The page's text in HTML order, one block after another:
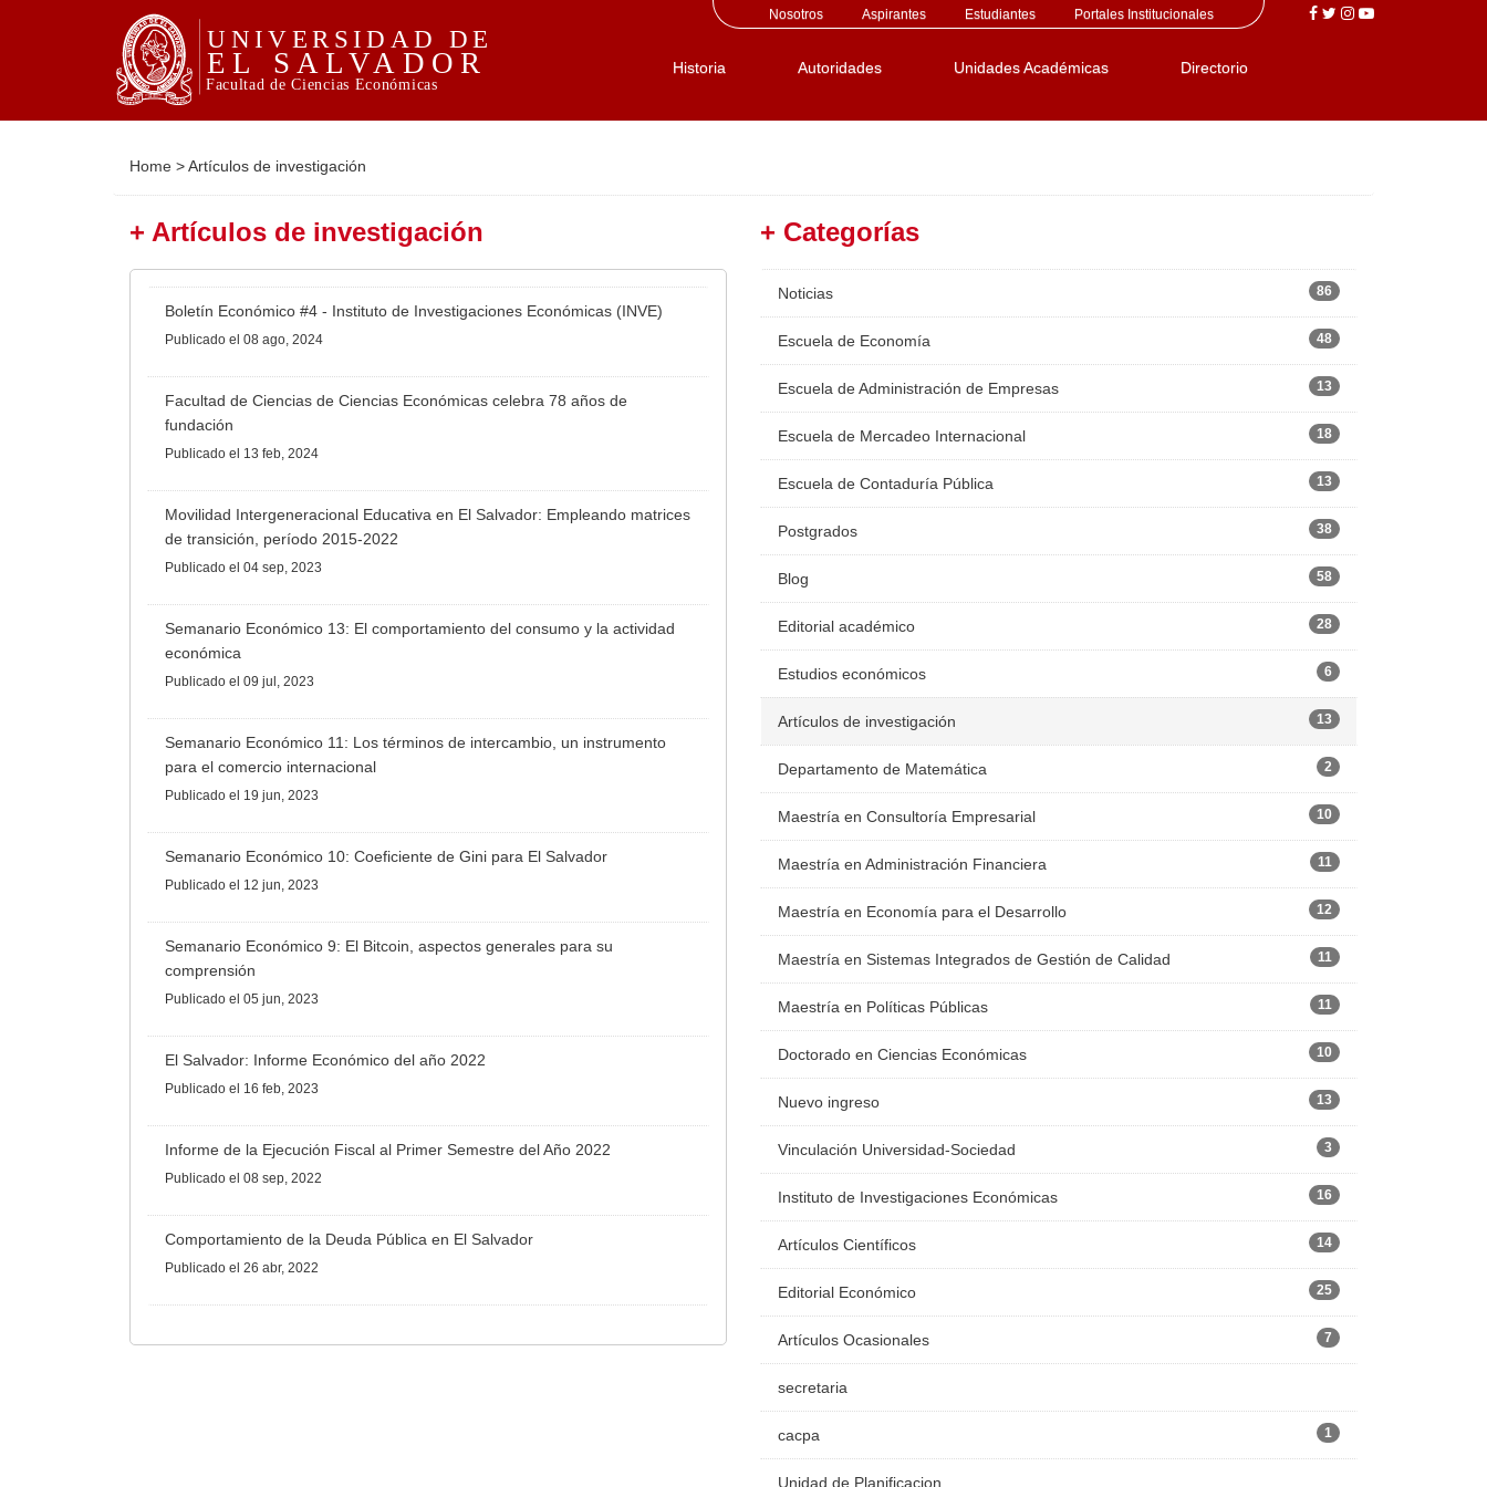
Nosotros Aspirantes Estudiantes Portales Institucionales
Historia Autoridades Unidades Académicas Directorio
Home >Artículos de investigación
+ Artículos de investigación
Boletín Económico #4 - Instituto de Investigaciones Económicas (INVE)
Publicado el 08 ago, 2024
Facultad de Ciencias de Ciencias Económicas celebra 78 años de
fundación
Publicado el 13 feb, 2024
Movilidad Intergeneracional Educativa en El Salvador: Empleando matrices
de transición, período 2015-2022
Publicado el 04 sep, 2023
Semanario Económico 13: El comportamiento del consumo y la actividad
económica
Publicado el 09 jul, 2023
Semanario Económico 11: Los términos de intercambio, un instrumento
para el comercio internacional
Publicado el 19 jun, 2023
Semanario Económico 10: Coeficiente de Gini para El Salvador
Publicado el 12 jun, 2023
Semanario Económico 9: El Bitcoin, aspectos generales para su
comprensión
Publicado el 05 jun, 2023
El Salvador: Informe Económico del año 2022
Publicado el 16 feb, 2023
Informe de la Ejecución Fiscal al Primer Semestre del Año 2022
Publicado el 08 sep, 2022
Comportamiento de la Deuda Pública en El Salvador
Publicado el 26 abr, 2022
+ Categorías
Noticias 86
Escuela de Economía 48
Escuela de Administración de Empresas 13
Escuela de Mercadeo Internacional 18
Escuela de Contaduría Pública 13
Postgrados 38
Blog 58
Editorial académico 28
Estudios económicos 6
Artículos de investigación 13
Departamento de Matemática 2
Maestría en Consultoría Empresarial 10
Maestría en Administración Financiera 11
Maestría en Economía para el Desarrollo 12
Maestría en Sistemas Integrados de Gestión de Calidad 11
Maestría en Políticas Públicas 11
Doctorado en Ciencias Económicas 10
Nuevo ingreso 13
Vinculación Universidad-Sociedad 3
Instituto de Investigaciones Económicas 16
Artículos Científicos 14
Editorial Económico 25
Artículos Ocasionales 7
secretaria
cacpa 1
Unidad de Planificacion